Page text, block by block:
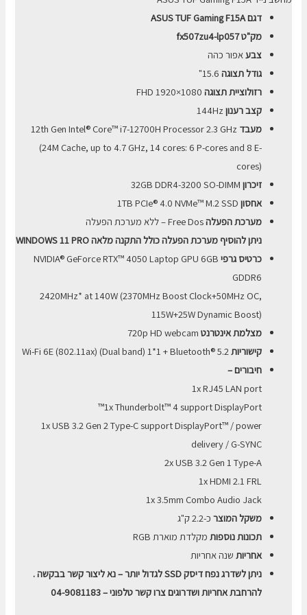
דגם ASUS TUF Gaming F15A
מק"ט fx507zu4-lp057
צבע אפור כהה
גודל תצוגה 15.6"
רזולוציית תצוגה FHD 1920×1080
קצב רענון
מעבד 12th Gen Intel® Core™ i7-12700H Processor 2.3 GHz
(24M Cache, up to 4.7 GHz, 14 cores: 6 P-cores and 8 E-
cores)
זיכרון
אחסון 1TB PCIe® 4.0 NVMe™ M.2 SSD
מערכת הפעלהFree Dos – ללא מערכת הפעלה
ניתן להוסיף מערכת הפעלה כולל התקנה מלאה WINDOWS 11 PRO
כרטיס גרפי NVIDIA® GeForce RTX™ 4050 Laptop GPU 6GB
GDDR6
2420MHz* at 140W (2370MHz Boost Clock+50MHz OC,
115W+25W Dynamic Boost)
מצלמת אינטרנט 720p HD webcam
קישוריות Wi-Fi 6E (802.11ax) (Dual band) 1*1 + Bluetooth® 5.2
חיבורים –
1x RJ45 LAN port
1x Thunderbolt™ 4 support DisplayPort™
1x USB 3.2 Gen 2 Type-C support DisplayPort™ / power
delivery / G-SYNC
2x USB 3.2 Gen 1 Type-A
1x HDMI 2.1 FRL
1x 3.5mm Combo Audio Jack
משקל המוצר כ-2.2 ק"ג
תכונות נוספות מקלדת מוארת RGB
אחריות שנה אחריות
ניתן לשדרג נפח דיסק SSD לגדול יותר – נא ליצור קשר בבקשה .
להרחבת אחריות ושדרוגים צרו קשר טלפוני – 04-9081183